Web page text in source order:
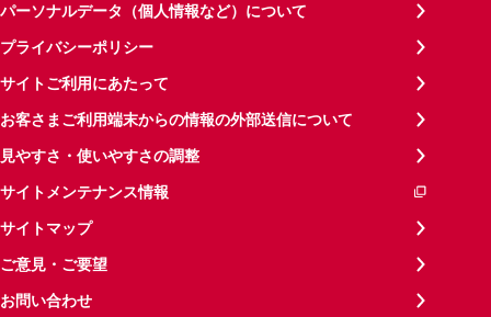
パーソナルデータ（個人情報など）について
プライバシーポリシー
サイトご利用にあたって
お客さまご利用端末からの情報の外部送信について
見やすさ・使いやすさの調整
サイトメンテナンス情報
サイトマップ
ご意見・ご要望
お問い合わせ